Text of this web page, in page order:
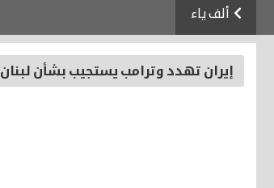
ألف ياء
إيران تهدد وترامب يستجيب بشأن لبنان